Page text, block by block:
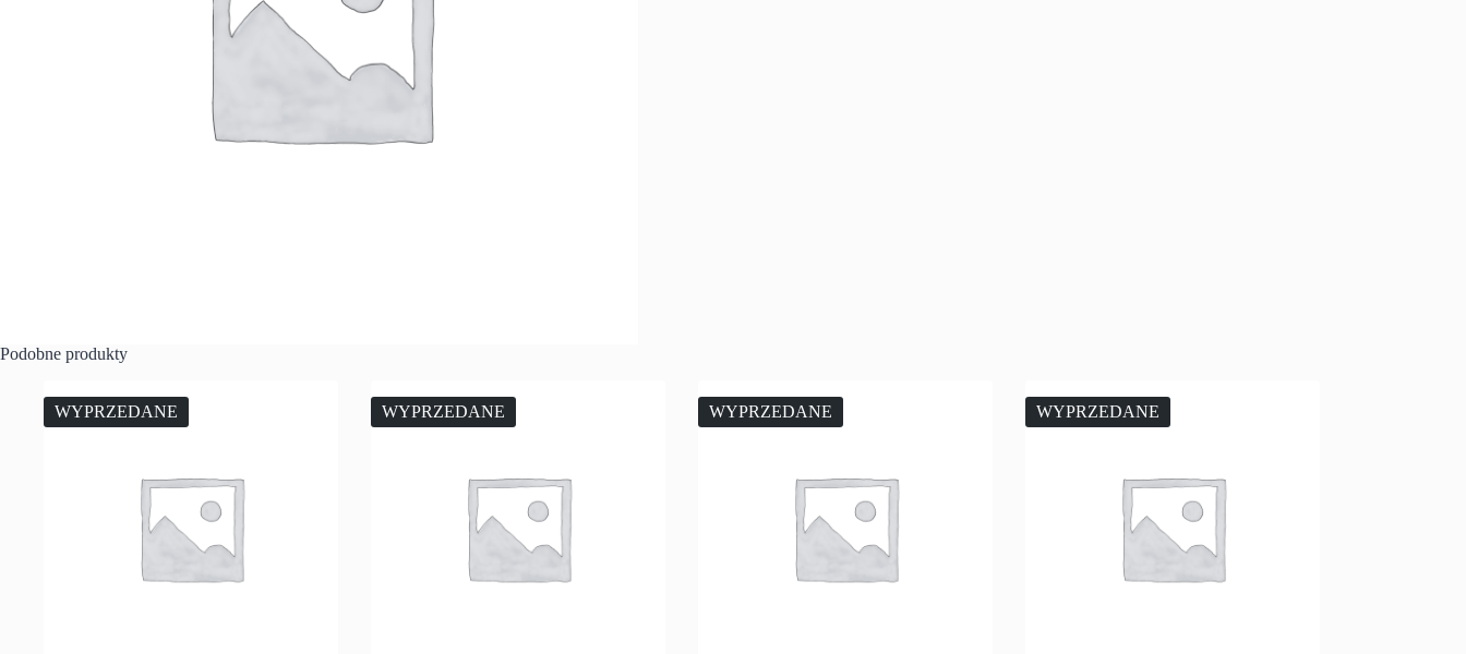
Podobne produkty
WYPRZEDANE WYPRZEDANE WYPRZEDANE WYPRZEDANE